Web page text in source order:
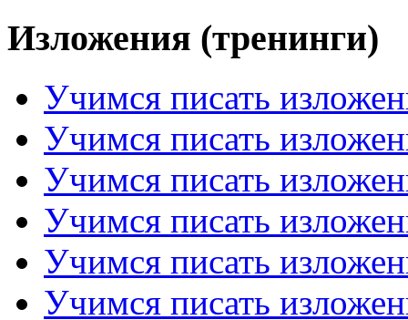
Изложения (тренинги)
Учимся писать
Учимся писать
Учимся писать
Учимся писать
Учимся писать
Учимся писать